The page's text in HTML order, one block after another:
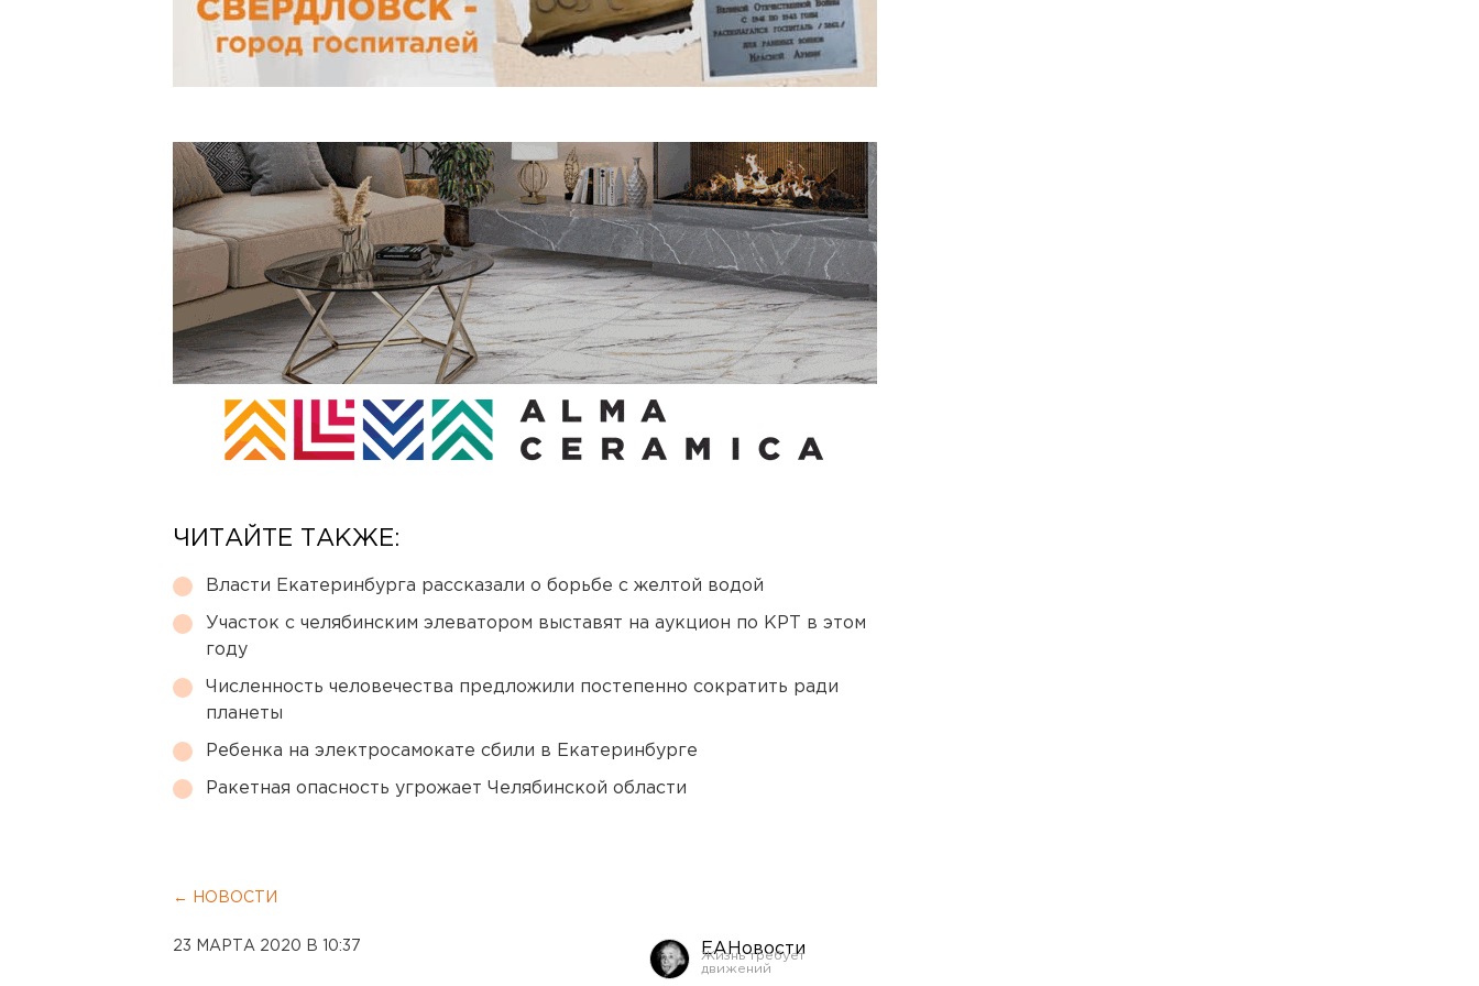
ЧИТАЙТЕ ТАКЖЕ:
Власти Екатеринбурга рассказали о борьбе с желтой водой
Участок с челябинским элеватором выставят на аукцион по КРТ в этом
году
Численность человечества предложили постепенно сократить ради
планеты
Ребенка на электросамокате сбили в Екатеринбурге
Ракетная опасность угрожает Челябинской области
← НОВОСТИ
23 МАРТА 2020 В 10:37 ЕАНовости